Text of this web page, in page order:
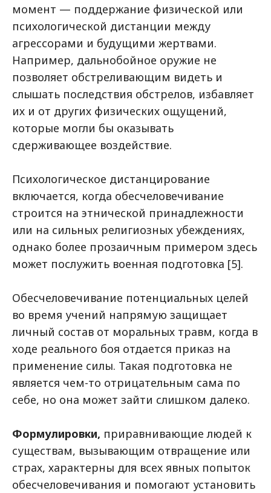
момент — поддержание физической или
психологической дистанции между
агрессорами и будущими жертвами.
Например, дальнобойное оружие не
позволяет обстреливающим видеть и
слышать последствия обстрелов, избавляет
их и от других физических ощущений,
которые могли бы оказывать
сдерживающее воздействие.
Психологическое дистанцирование
включается, когда обесчеловечивание
строится на этнической принадлежности
или на сильных религиозных убеждениях,
однако более прозаичным примером здесь
может послужить военная подготовка [5].
Обесчеловечивание потенциальных целей
во время учений напрямую защищает
личный состав от моральных травм, когда в
ходе реального боя отдается приказ на
применение силы. Такая подготовка не
является чем-то отрицательным сама по
себе, но она может зайти слишком далеко.
Формулировки, приравнивающие людей к
существам, вызывающим отвращение или
страх, характерны для всех явных попыток
обесчеловечивания и помогают установить